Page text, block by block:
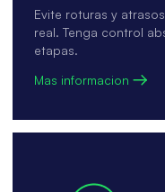
Evite roturas y
real. Tenga control
etapas.
Mas informacion